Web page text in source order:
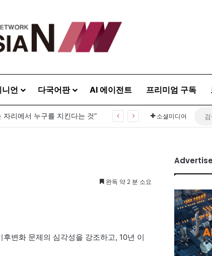
니언 다국어판 AI 에이전트 프리미엄 구독
리에서 누구를 지킨다는 것” 소셜미디어
완독 약 2 분 소요
변화 문제의 심각성을 강조하고, 10년 이